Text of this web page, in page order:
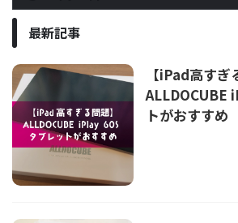
最新記事
【iPad高すぎ
ALLDOCUBE
トがおすすめ